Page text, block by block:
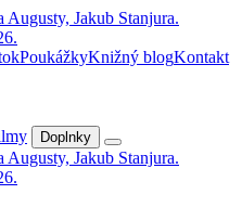
PoukážkyKnižný blogKontakt
Doplnky